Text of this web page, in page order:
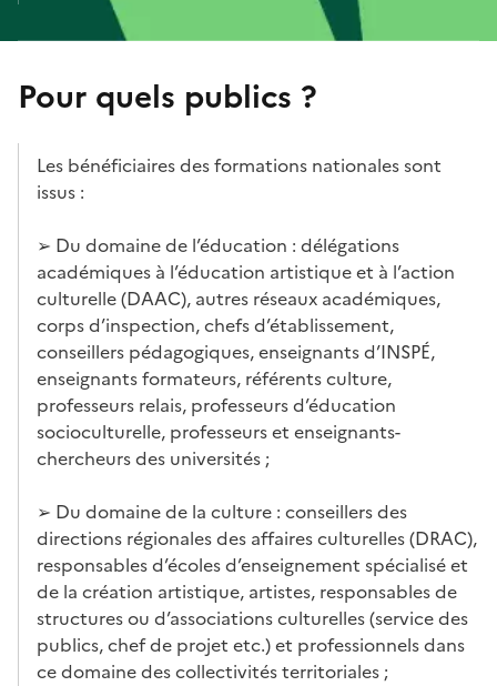
Pour quels publics ?
Les bénéficiaires des formations nationales sont
issus :
➢ Du domaine de l’éducation : délégations
académiques à l’éducation artistique et à l’action
culturelle (DAAC), autres réseaux académiques,
corps d’inspection, chefs d’établissement,
conseillers pédagogiques, enseignants d’INSPÉ,
enseignants formateurs, référents culture,
professeurs relais, professeurs d’éducation
socioculturelle, professeurs et enseignants-
chercheurs des universités ;
➢ Du domaine de la culture : conseillers des
directions régionales des affaires culturelles (DRAC),
responsables d’écoles d’enseignement spécialisé et
de la création artistique, artistes, responsables de
structures ou d’associations culturelles (service des
publics, chef de projet etc.) et professionnels dans
ce domaine des collectivités territoriales ;